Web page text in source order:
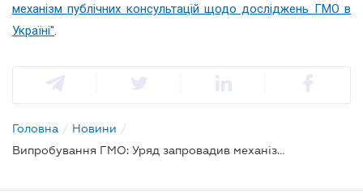
механізм публічних консультацій щодо досліджень ГМО в
Україні".
Головна / Новини /
Випробування ГМО: Уряд запровадив механізм публічних консультацій